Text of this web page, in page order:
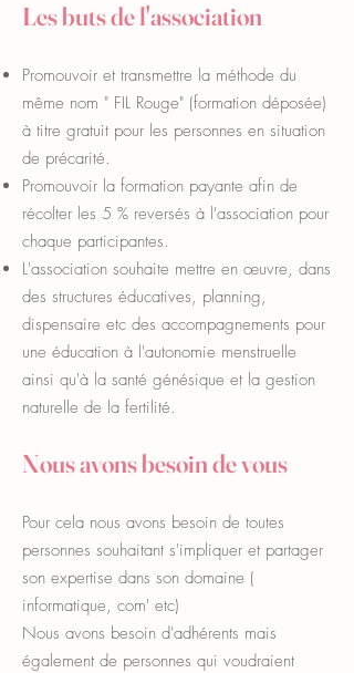
Les buts de l'association
Promouvoir et transmettre la méthode du
même nom " FIL Rouge" (formation déposée)
à titre gratuit pour les personnes en situation
de précarité.
Promouvoir la formation payante afin de
récolter les 5 % reversés à l'association pour
chaque participantes.
L'association souhaite mettre en œuvre, dans
des structures éducatives, planning,
dispensaire etc des accompagnements pour
une éducation à l'autonomie menstruelle
ainsi qu'à la santé génésique et la gestion
naturelle de la fertilité.
Nous avons besoin de vous
Pour cela nous avons besoin de toutes
personnes souhaitant s'impliquer et partager
son expertise dans son domaine (
informatique, com' etc)
Nous avons besoin d'adhérents mais
également de personnes qui voudraient